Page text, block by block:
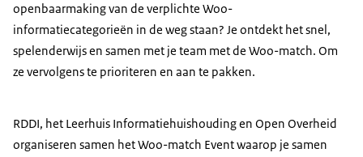
openbaarmaking van de verplichte Woo-
informatiecategorieën in de weg staan? Je ontdekt het snel,
spelenderwijs en samen met je team met de Woo-match. Om
ze vervolgens te prioriteren en aan te pakken.
RDDI, het Leerhuis Informatiehuishouding en Open Overheid
organiseren samen het Woo-match Event waarop je samen